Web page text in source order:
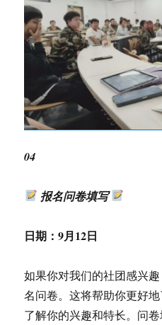
04
报名问卷填写
日期：9月12日
如果你对我们的社团感兴
名问卷。这将帮助你更好
了解你的兴趣和特长。问